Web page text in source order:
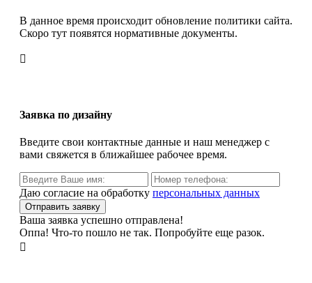
В данное время происходит обновление политики сайта.
Скоро тут появятся нормативные документы.

Заявка по дизайну
Введите свои контактные данные и наш менеджер с
вами свяжется в ближайшее рабочее время.
Даю согласие на обработку персональных данных
Ваша заявка успешно отправлена!
Оппа! Что-то пошло не так. Попробуйте еще разок.
